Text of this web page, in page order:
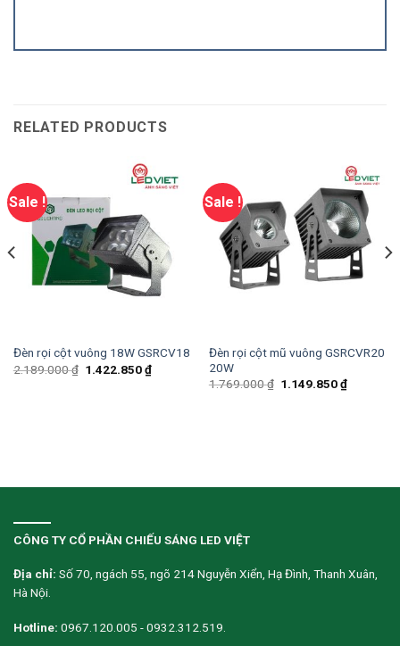
RELATED PRODUCTS
Sale !
Đèn rọi cột vuông 18W GSRCV18
2.189.000₫ 1.422.850₫
Sale !
Đèn rọi cột mũ vuông GSRCVR20
20W
1.769.000₫ 1.149.850₫
CÔNG TY CỔ PHẦN CHIẾU SÁNG LED VIỆT
Địa chỉ: Số 70, ngách 55, ngõ 214 Nguyễn Xiển, Hạ Đình, Thanh Xuân,
Hà Nội.
Hotline: 0967.120.005 - 0932.312.519.